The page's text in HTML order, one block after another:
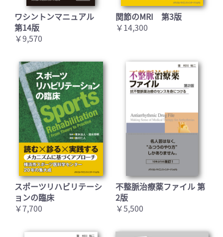
ワシントンマニュアル
第14版
￥9,570
関節のMRI 第3版
￥14,300
スポーツリハビリテーシ
ョンの臨床
￥7,700
不整脈治療薬ファイル 第
2版
￥5,500